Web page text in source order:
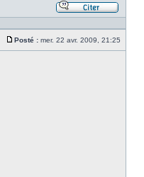
le
Posté : mer. 22 avr. 2009, 21:25